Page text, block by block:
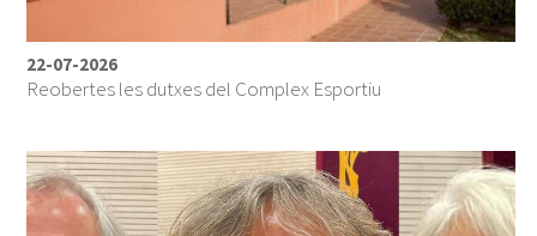
22-07-2026
Reobertes les dutxes del Complex Esportiu